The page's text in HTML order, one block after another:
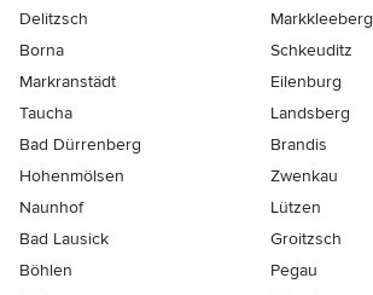
Delitzsch
Markkleeberg
Borna
Schkeuditz
Markranstädt
Eilenburg
Taucha
Landsberg
Bad Dürrenberg
Brandis
Hohenmölsen
Zwenkau
Naunhof
Lützen
Bad Lausick
Groitzsch
Böhlen
Pegau